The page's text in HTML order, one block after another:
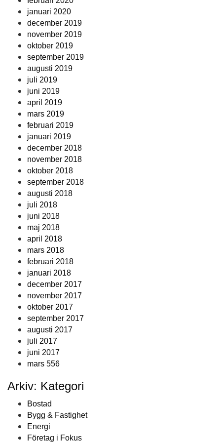
januari 2020
december 2019
november 2019
oktober 2019
september 2019
augusti 2019
juli 2019
juni 2019
april 2019
mars 2019
februari 2019
januari 2019
december 2018
november 2018
oktober 2018
september 2018
augusti 2018
juli 2018
juni 2018
maj 2018
april 2018
mars 2018
februari 2018
januari 2018
december 2017
november 2017
oktober 2017
september 2017
augusti 2017
juli 2017
juni 2017
mars 556
Arkiv: Kategori
Bostad
Bygg & Fastighet
Energi
Företag i Fokus